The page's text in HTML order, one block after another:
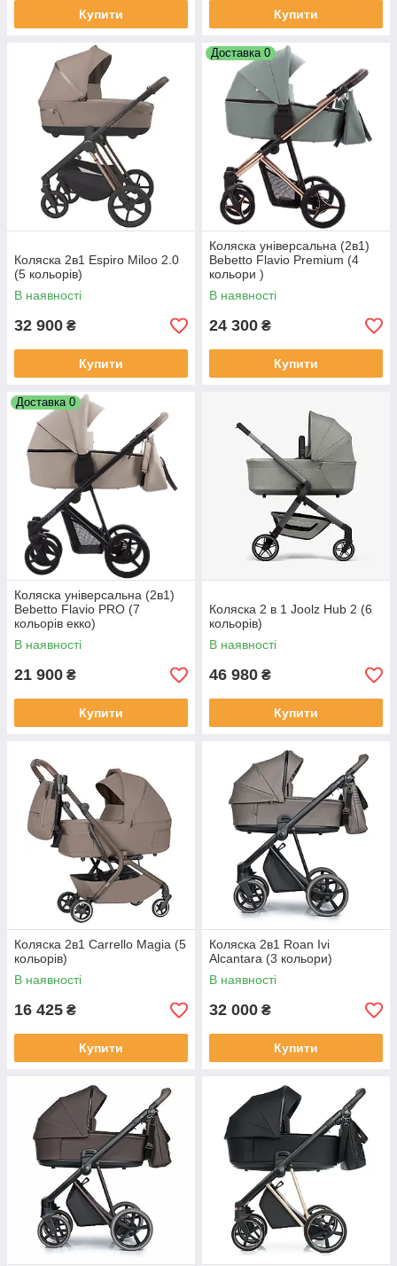
Купити Купити
Коляска 2в1 Espiro Miloo 2.0
(5 кольорів)
В наявності
32 900 ₴
Купити
Доставка 0
Коляска універсальна (2в1)
Bebetto Flavio Premium (4
кольори )
В наявності
24 300 ₴
Купити
Доставка 0
Коляска універсальна (2в1)
Bebetto Flavio PRO (7
кольорів екко)
В наявності
21 900 ₴
Купити
Коляска 2 в 1 Joolz Hub 2 (6
кольорів)
В наявності
46 980 ₴
Купити
Коляска 2в1 Carrello Magia (5
кольорів)
В наявності
16 425 ₴
Купити
Коляска 2в1 Roan Ivi
Alcantara (3 кольори)
В наявності
32 000 ₴
Купити